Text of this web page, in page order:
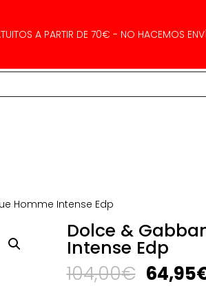
A PARTIR DE 70€ - NO HACEMOS
Homme Intense Edp
Dolce &
Intense Edp
104,00€ El
precio
64,95